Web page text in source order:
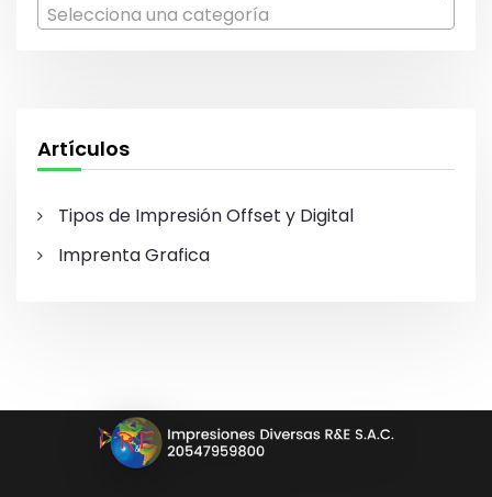
:
Selecciona una categoría
Artículos
Tipos de Impresión Offset y Digital
Imprenta Grafica